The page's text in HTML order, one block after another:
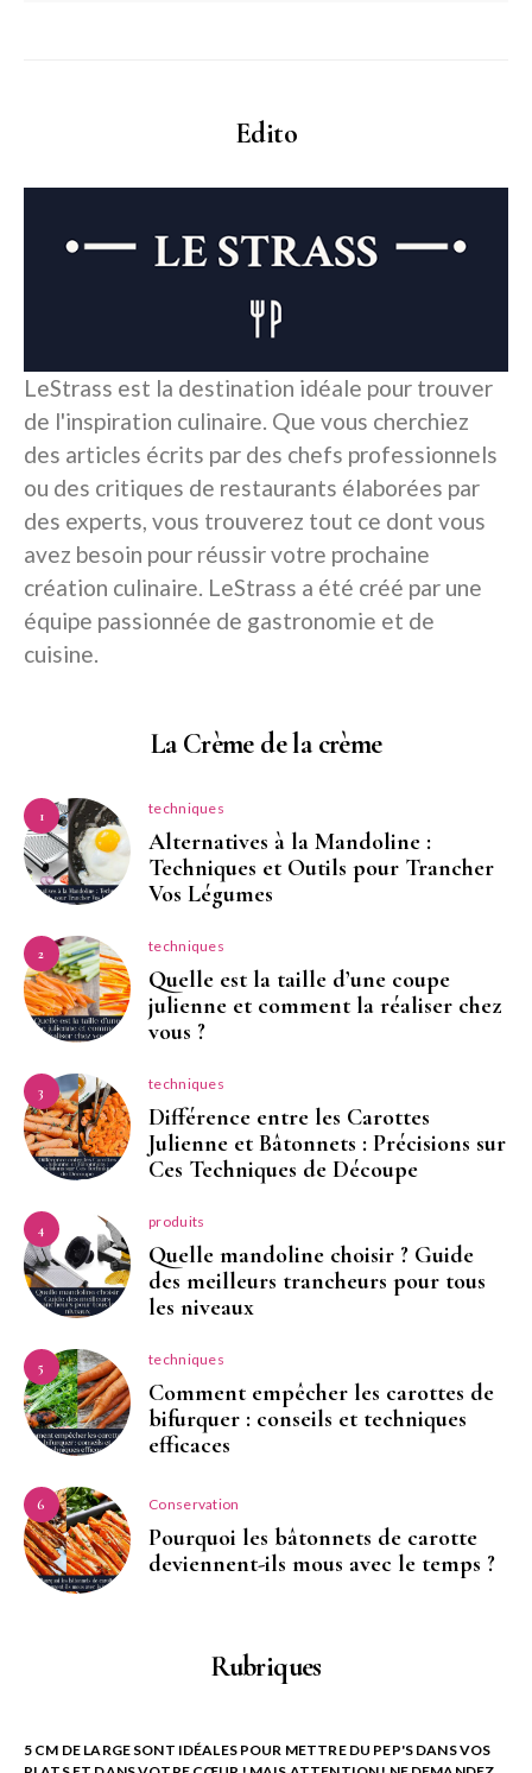
Edito
LeStrass est la destination idéale pour trouver
de l'inspiration culinaire. Que vous cherchiez
des articles écrits par des chefs professionnels
ou des critiques de restaurants élaborées par
des experts, vous trouverez tout ce dont vous
avez besoin pour réussir votre prochaine
création culinaire. LeStrass a été créé par une
équipe passionnée de gastronomie et de
cuisine.
La Crème de la crème
1 techniques
Alternatives à la Mandoline :
Techniques et Outils pour Trancher
Vos Légumes
2 techniques
Quelle est la taille d’une coupe
julienne et comment la réaliser chez
vous ?
3 techniques
Différence entre les Carottes
Julienne et Bâtonnets : Précisions sur
Ces Techniques de Découpe
4 produits
Quelle mandoline choisir ? Guide
des meilleurs trancheurs pour tous
les niveaux
5 techniques
Comment empêcher les carottes de
bifurquer : conseils et techniques
efficaces
6 Conservation
Pourquoi les bâtonnets de carotte
deviennent-ils mous avec le temps ?
Rubriques
5 CM DE LARGE SONT IDÉALES POUR METTRE DU PEP'S DANS VOS